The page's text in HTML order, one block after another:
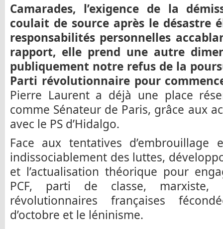
Camarades, l’exigence de la
coulait de source après le désastre
responsabilités personnelles
rapport, elle prend une autre
publiquement notre refus de la
Parti révolutionnaire pour
Pierre Laurent a déjà une place
comme Sénateur de Paris, grâce aux
avec le PS d’Hidalgo.
Face aux tentatives d’embrouillage
indissociablement des luttes,
et l’actualisation théorique pour
PCF, parti de classe, marxiste,
révolutionnaires françaises
d’octobre et le léninisme.